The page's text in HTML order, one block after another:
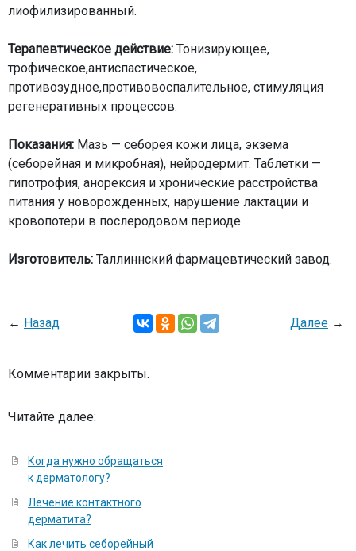
лиофилизированный.
Терапевтическое действие: Тонизирующее,
трофическое,антиспастическое,
противозудное,противовоспалительное, стимуляция
регенеративных процессов.
Показания: Мазь — себорея кожи лица, экзема
(себорейная и микробная), нейродермит. Таблетки —
гипотрофия, анорексия и хронические расстройства
питания у новорожденных, нарушение лактации и
кровопотери в послеродовом периоде.
Изготовитель: Таллиннский фармацевтический завод.
← Назад Далее →
Комментарии закрыты.
Читайте далее:
Когда нужно обращаться
к дерматологу?
Лечение контактного
дерматита?
Как лечить себорейный